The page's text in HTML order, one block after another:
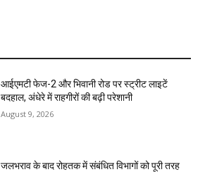
आईएमटी फेज-2 और भिवानी रोड पर स्ट्रीट लाइटें
बदहाल, अंधेरे में राहगीरों की बढ़ी परेशानी
August 9, 2026
जलभराव के बाद रोहतक में संबंधित विभागों को पूरी तरह